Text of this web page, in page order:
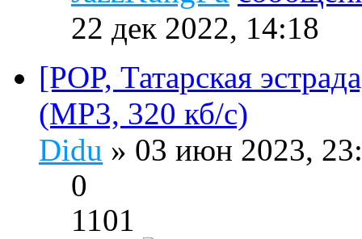
22 дек 2022, 14:18
[POP, Татарская
(MP3, 320 кб/с)
Didu » 03 июн 2023,
0
1101